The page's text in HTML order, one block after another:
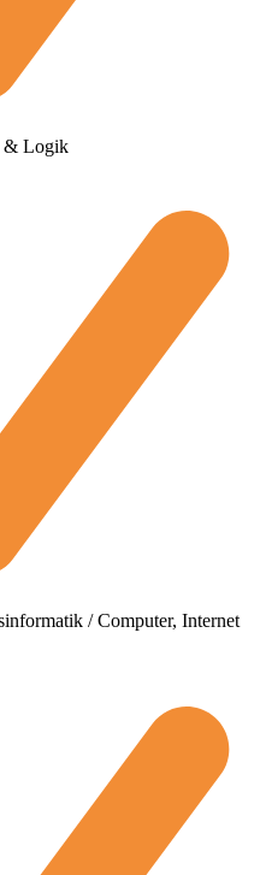
& Logik
/ Computer, Internet